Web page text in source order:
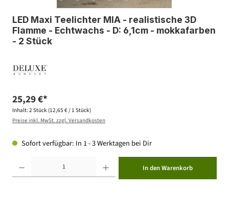
LED Maxi Teelichter MIA - realistische 3D
Flamme - Echtwachs - D: 6,1cm - mokkafarben
- 2 Stück
25,29 €*
Inhalt: 2 Stück (12,65 € / 1 Stück)
Preise inkl. MwSt. zzgl. Versandkosten
Sofort verfügbar: In 1 - 3 Werktagen bei Dir
In den Warenkorb